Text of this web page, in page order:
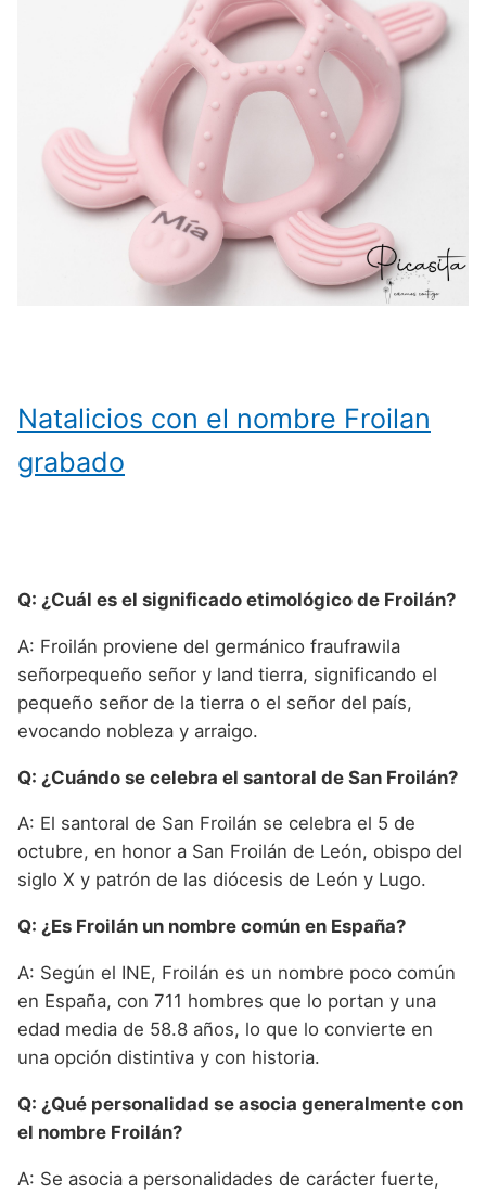
Natalicios con el nombre Froilan
grabado
Q: ¿Cuál es el significado etimológico de Froilán?
A: Froilán proviene del germánico fraufrawila
señorpequeño señor y land tierra, significando el
pequeño señor de la tierra o el señor del país,
evocando nobleza y arraigo.
Q: ¿Cuándo se celebra el santoral de San Froilán?
A: El santoral de San Froilán se celebra el 5 de
octubre, en honor a San Froilán de León, obispo del
siglo X y patrón de las diócesis de León y Lugo.
Q: ¿Es Froilán un nombre común en España?
A: Según el INE, Froilán es un nombre poco común
en España, con 711 hombres que lo portan y una
edad media de 58.8 años, lo que lo convierte en
una opción distintiva y con historia.
Q: ¿Qué personalidad se asocia generalmente con
el nombre Froilán?
A: Se asocia a personalidades de carácter fuerte,